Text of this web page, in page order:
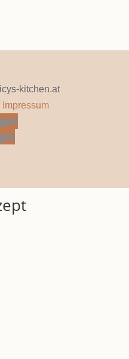
kitchen.at
Impressum